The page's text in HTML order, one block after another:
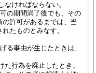
なければならない。
の期間満了後でも、その
許可があるまでは、当
たものとみなす。
る事由が生じたときは、
行為を廃止したとき。